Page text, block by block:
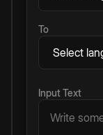
To
Input Text